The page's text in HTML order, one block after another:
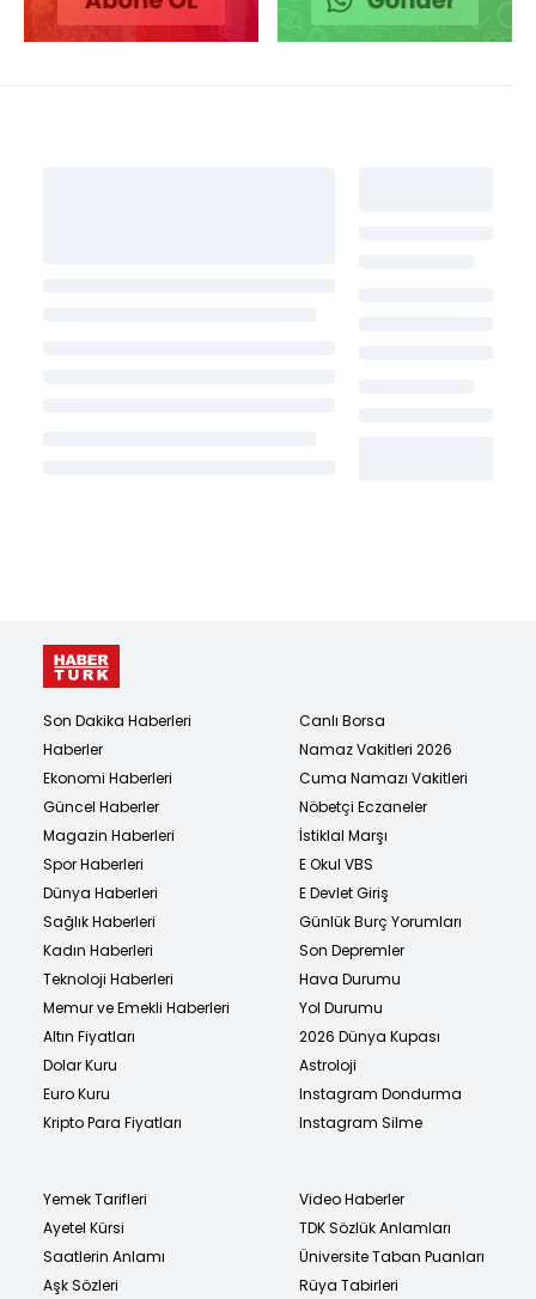
Son Dakika Haberleri
Haberler
Ekonomi Haberleri
Güncel Haberler
Magazin Haberleri
Spor Haberleri
Dünya Haberleri
Sağlık Haberleri
Kadın Haberleri
Teknoloji Haberleri
Memur ve Emekli Haberleri
Altın Fiyatları
Dolar Kuru
Euro Kuru
Kripto Para Fiyatları
Canlı Borsa
Namaz Vakitleri 2026
Cuma Namazı Vakitleri
Nöbetçi Eczaneler
İstiklal Marşı
E Okul VBS
E Devlet Giriş
Günlük Burç Yorumları
Son Depremler
Hava Durumu
Yol Durumu
2026 Dünya Kupası
Astroloji
Instagram Dondurma
Instagram Silme
Yemek Tarifleri
Ayetel Kürsi
Saatlerin Anlamı
Aşk Sözleri
Video Haberler
TDK Sözlük Anlamları
Üniversite Taban Puanları
Rüya Tabirleri